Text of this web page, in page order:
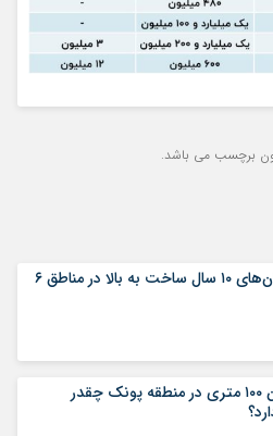
برچسب می باشد.
قیمت آپارتمان‌های ۱۰ سال ساخت به بالا در مناطق ۶
خرید آپارتمان ۱۰۰ متری در منطقه پونک چقدر